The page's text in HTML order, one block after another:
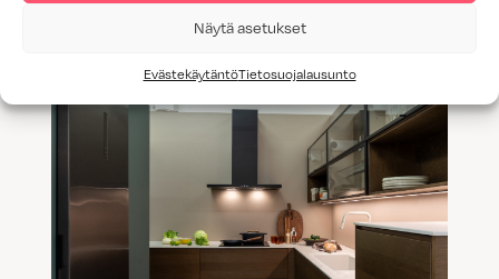
Näytä asetukset
EvästekäytäntöTietosuojalausunto